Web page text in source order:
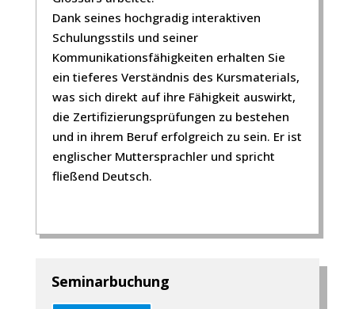
Dank seines hochgradig interaktiven
Schulungsstils und seiner
Kommunikationsfähigkeiten erhalten Sie
ein tieferes Verständnis des Kursmaterials,
was sich direkt auf ihre Fähigkeit auswirkt,
die Zertifizierungsprüfungen zu bestehen
und in ihrem Beruf erfolgreich zu sein. Er ist
englischer Muttersprachler und spricht
fließend Deutsch.
Seminarbuchung